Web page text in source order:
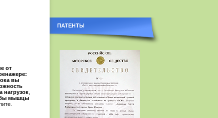
от
вы
нагрузок
мышцы
ПАТЕНТЫ